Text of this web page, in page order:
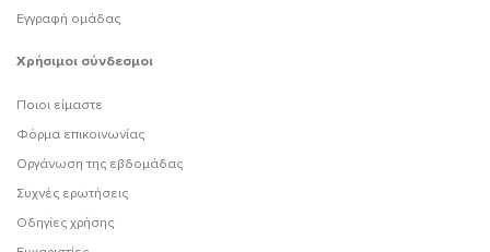
Εγγραφή ομάδας
Χρήσιμοι σύνδεσμοι
Ποιοι είμαστε
Φόρμα επικοινωνίας
Οργάνωση της εβδομάδας
Συχνές ερωτήσεις
Οδηγίες χρήσης